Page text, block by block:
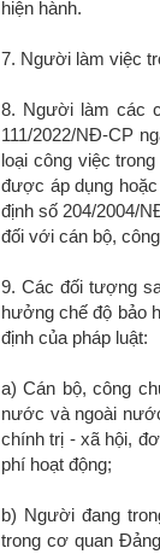
hiện hành.
7. Người làm việc
8. Người làm các
111/2022/NĐ-CP
loại công việc
được áp dụng
định số 204/2004/
đối với cán bộ,
9. Các đối tượng
hưởng chế độ bảo
định của pháp luật:
a) Cán bộ, công
nước và ngoài
chính trị - xã hội,
phí hoạt động;
b) Người đang
trong cơ quan